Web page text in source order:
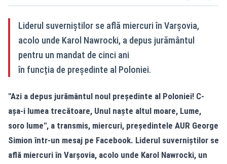
Liderul suverniștilor se află miercuri în Varșovia,
acolo unde Karol Nawrocki, a depus jurământul
pentru un mandat de cinci ani
în funcția de președinte al Poloniei.
"Azi a depus jurământul noul președinte al Poloniei! C-
așa-i lumea trecătoare, Unul naște altul moare, Lume,
soro lume", a transmis, miercuri, președintele AUR George
Simion într-un mesaj pe Facebook. Liderul suverniștilor se
află miercuri în Varșovia, acolo unde Karol Nawrocki, un